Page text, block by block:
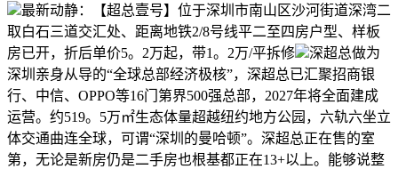
最新动静：【超总壹号】位于深圳市南山区沙河街道深湾二
取白石三道交汇处、距离地铁2/8号线平二至四房户型、样板
房已开，折后单价5。2万起，带1。2万/平拆修
深超总做为
深圳亲身从导的“全球总部经济极核”，深超总已汇聚招商银
行、中信、OPPO等16门第界500强总部，2027年将全面建成
运营。约519。5万㎡生态体量超越纽约地方公园，六轨六坐立
体交通曲连全球，可谓“深圳的曼哈顿”。深超总正在售的室
第，无论是新房仍是二手房也根基都正在13+以上。能够说整